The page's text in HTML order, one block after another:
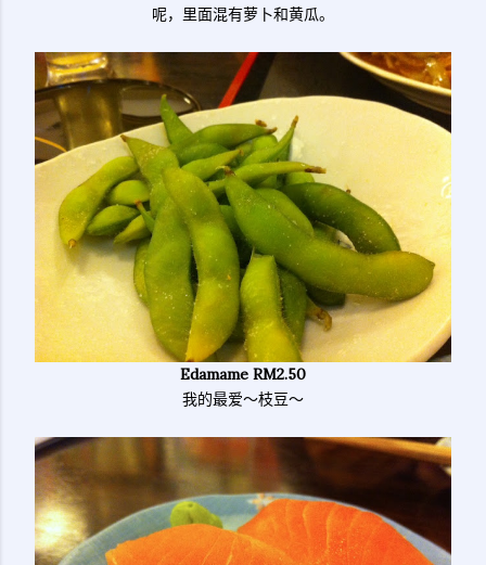
呢，里面混有萝卜和黄瓜。
Edamame RM2.50
我的最爱～枝豆～